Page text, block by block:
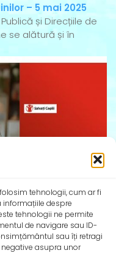
tehnologii, cum ar fi
informațiile despre
tehnologii ne permite
de navigare sau ID-
sau îți retragi
asupra unor
– 5 mai 2025
și Direcțiile de
se alătură și în
sarcinii și în
copilului
Salvați Copiii
și apărării